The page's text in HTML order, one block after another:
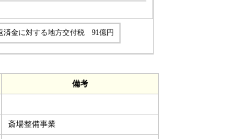
済金に対する地方交付税 91億円
備考
斎場整備事業